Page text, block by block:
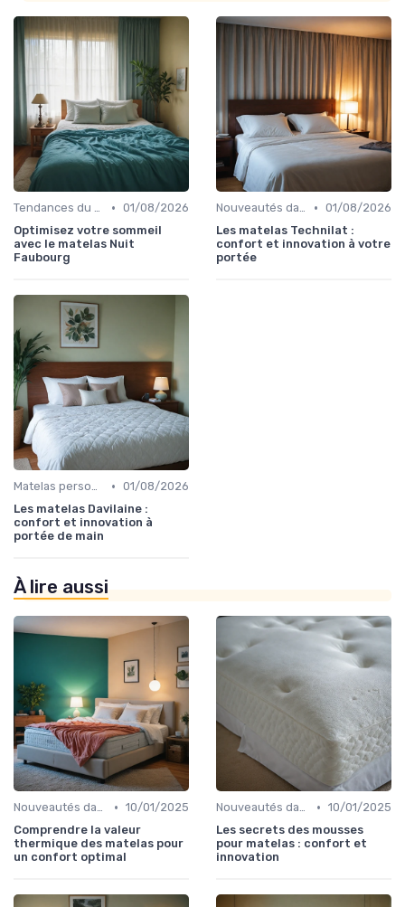
Tendances du sommeil • 01/08/2026
Optimisez votre sommeil
avec le matelas Nuit
Faubourg
Nouveautés dans les matériaux • 01/08/2026
Les matelas Technilat :
confort et innovation à votre
portée
Matelas personnalisables • 01/08/2026
Les matelas Davilaine :
confort et innovation à
portée de main
À lire aussi
Nouveautés dans les matériaux • 10/01/2025
Comprendre la valeur
thermique des matelas pour
un confort optimal
Nouveautés dans les matériaux • 10/01/2025
Les secrets des mousses
pour matelas : confort et
innovation